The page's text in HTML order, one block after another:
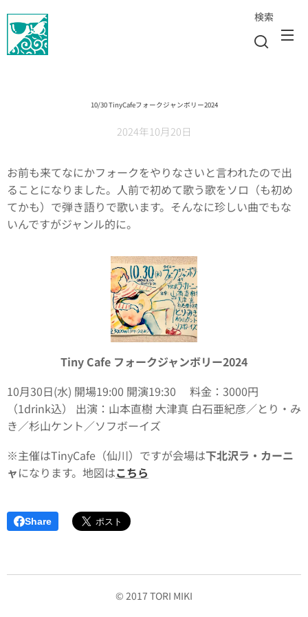
検索
10/30 TinyCafeフォークジャンボリー2024
2024年10月20日
お前も来てなにかフォークをやりなさいと言われたので出
ることになりました。人前で初めて歌う歌をソロ（も初め
てかも）で弾き語りで歌います。そんなに珍しい曲でもな
いんですがジャンル的に。
Tiny Cafe フォークジャンボリー2024
10月30日(水) 開場19:00 開演19:30 料金：3000円
（1drink込） 出演：山本直樹 大津真 白石亜紀彦／とり・み
き／杉山ケント／ソフボーイズ
※主催はTinyCafe（仙川）ですが会場は下北沢ラ・カーニ
ャになります。地図はこちら
Share
© 2017 TORI MIKI